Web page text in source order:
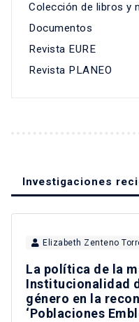
Colección de libros y
Documentos
Revista EURE
Revista PLANEO
Investigaciones
Elizabeth Zenteno
La política de la
Institucionalidad
género en la
‘Poblaciones